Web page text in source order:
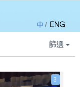
/
篩選
3